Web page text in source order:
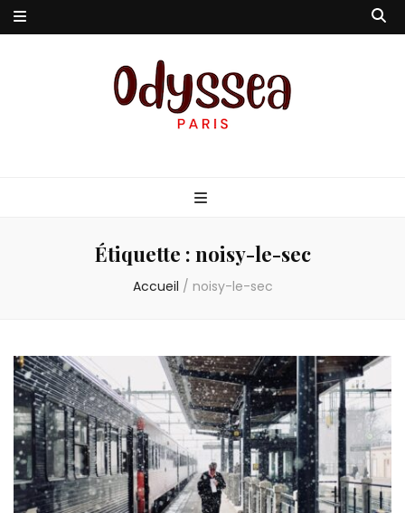
Étiquette : noisy-le-sec
Accueil / noisy-le-sec